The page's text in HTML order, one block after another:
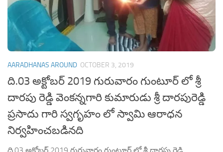
AARADHANAS AROUND OCTOBER 3, 2019
ది.03 అక్టోబర్ 2019 గురువారం గుంటూర్ లో శ్రీ
దారపు రెడ్డి వెంకన్నగారి కుమారుడు శ్రీ దారపురెడ్డి
ప్రసాదు గారి స్వగృహం లో స్వామి ఆరాధన
నిర్వహించబడినది